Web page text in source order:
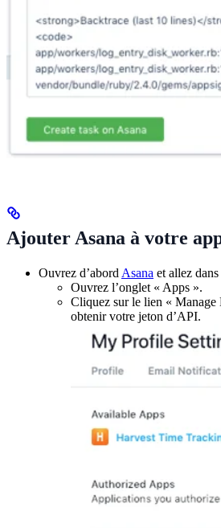
Ajouter Asana à votre
Ouvrez d’abord Asana et allez
Ouvrez l’onglet « Apps ».
Cliquez sur le lien «
obtenir votre jeton d’API.